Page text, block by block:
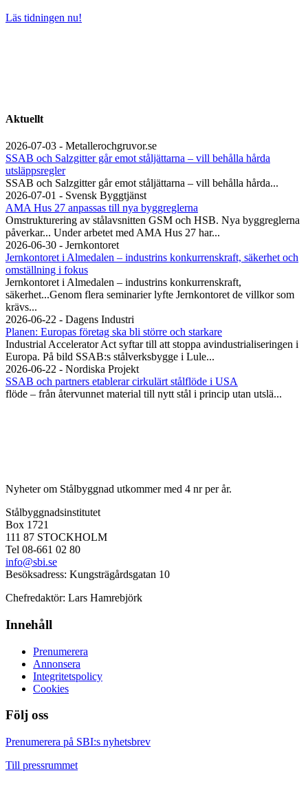
Läs tidningen nu!
Aktuellt
2026-07-03 - Metallerochgruvor.se
SSAB och Salzgitter går emot ståljättarna – vill behålla hårda
utsläppsregler
SSAB och Salzgitter går emot ståljättarna – vill behålla hårda...
2026-07-01 - Svensk Byggtjänst
AMA Hus 27 anpassas till nya byggreglerna
Omstrukturering av stålavsnitten GSM och HSB. Nya byggreglerna
påverkar... Under arbetet med AMA Hus 27 har...
2026-06-30 - Jernkontoret
Jernkontoret i Almedalen – industrins konkurrenskraft, säkerhet och
omställning i fokus
Jernkontoret i Almedalen – industrins konkurrenskraft,
säkerhet...Genom flera seminarier lyfte Jernkontoret de villkor som
krävs...
2026-06-22 - Dagens Industri
Planen: Europas företag ska bli större och starkare
Industrial Accelerator Act syftar till att stoppa avindustrialiseringen i
Europa. På bild SSAB:s stålverksbygge i Lule...
2026-06-22 - Nordiska Projekt
SSAB och partners etablerar cirkulärt stålflöde i USA
flöde – från återvunnet material till nytt stål i princip utan utslä...
Nyheter om Stålbyggnad utkommer med 4 nr per år.
Stålbyggnadsinstitutet
Box 1721
111 87 STOCKHOLM
Tel 08-661 02 80
info@sbi.se
Besöksadress: Kungsträgårdsgatan 10
Chefredaktör: Lars Hamrebjörk
Innehåll
Prenumerera
Annonsera
Integritetspolicy
Cookies
Följ oss
Facebook
LinkedIn
YouTube
Prenumerera på SBI:s nyhetsbrev
Till pressrummet